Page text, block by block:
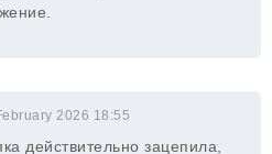
2026 18:55
действительно зацепила,